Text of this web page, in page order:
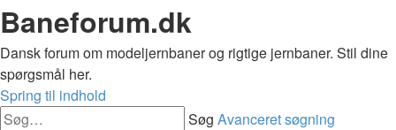
Baneforum.dk
Dansk forum om modeljernbaner og rigtige jernbaner. Stil dine
spørgsmål her.
Spring til indhold
Søg Avanceret søgning